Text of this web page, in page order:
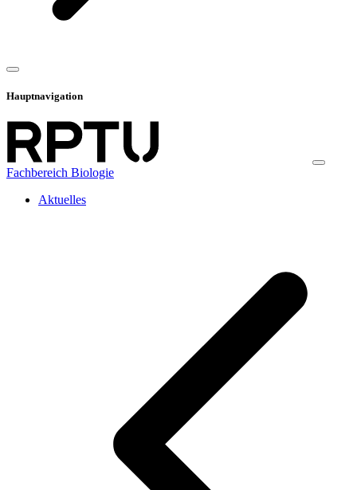
Hauptnavigation
Fachbereich Biologie
Aktuelles